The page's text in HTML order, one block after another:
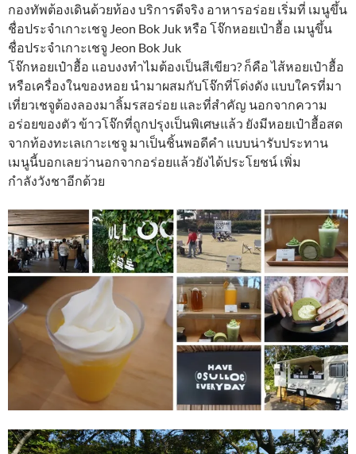
กองทัพต้องเดินด้วยท้อง บริการดีจริง อาหารอร่อย เริ่มที่ เมนูขึ้น
ชื่อประจำเกาะเชจู Jeon Bok Juk หรือ โจ๊กหอยเป๋าฮื้อ เมนูขึ้น
ชื่อประจำเกาะเชจู Jeon Bok Juk
โจ๊กหอยเป๋าฮื้อ แอบงงทำไมต้องเป็นสีเขียว? ก็คือ ไส้หอยเป๋าฮื้อ
หรือเครื่องในของหอย นำมาผสมกับโจ๊กที่โด่งดัง แบบใครที่มา
เที่ยวเชจูต้องลองมาลิ้มรสอร่อย และที่สำคัญ นอกจากความ
อร่อยของตัว ข้าวโจ๊กที่ถูกปรุงเป็นพิเศษแล้ว ยังมีหอยเป๋าฮื้อสด
จากท้องทะเลเกาะเชจู มาเป็นชิ้นพอดีคำ แบบน่ารับประทาน
เมนูนี้บอกเลยว่านอกจากอร่อยแล้วยังได้ประโยชน์ เพิ่ม
กำลังวังชาอีกด้วย